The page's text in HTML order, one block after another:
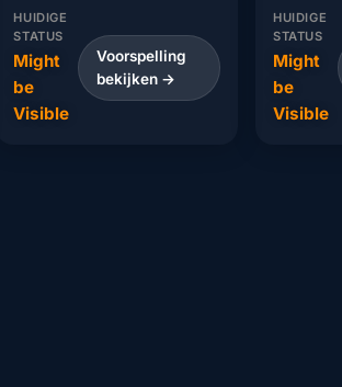
HUIDIGE
STATUS
Might
be
Visible
Voorspelling
bekijken →
HUIDIGE
STATUS
Might
be
Visible